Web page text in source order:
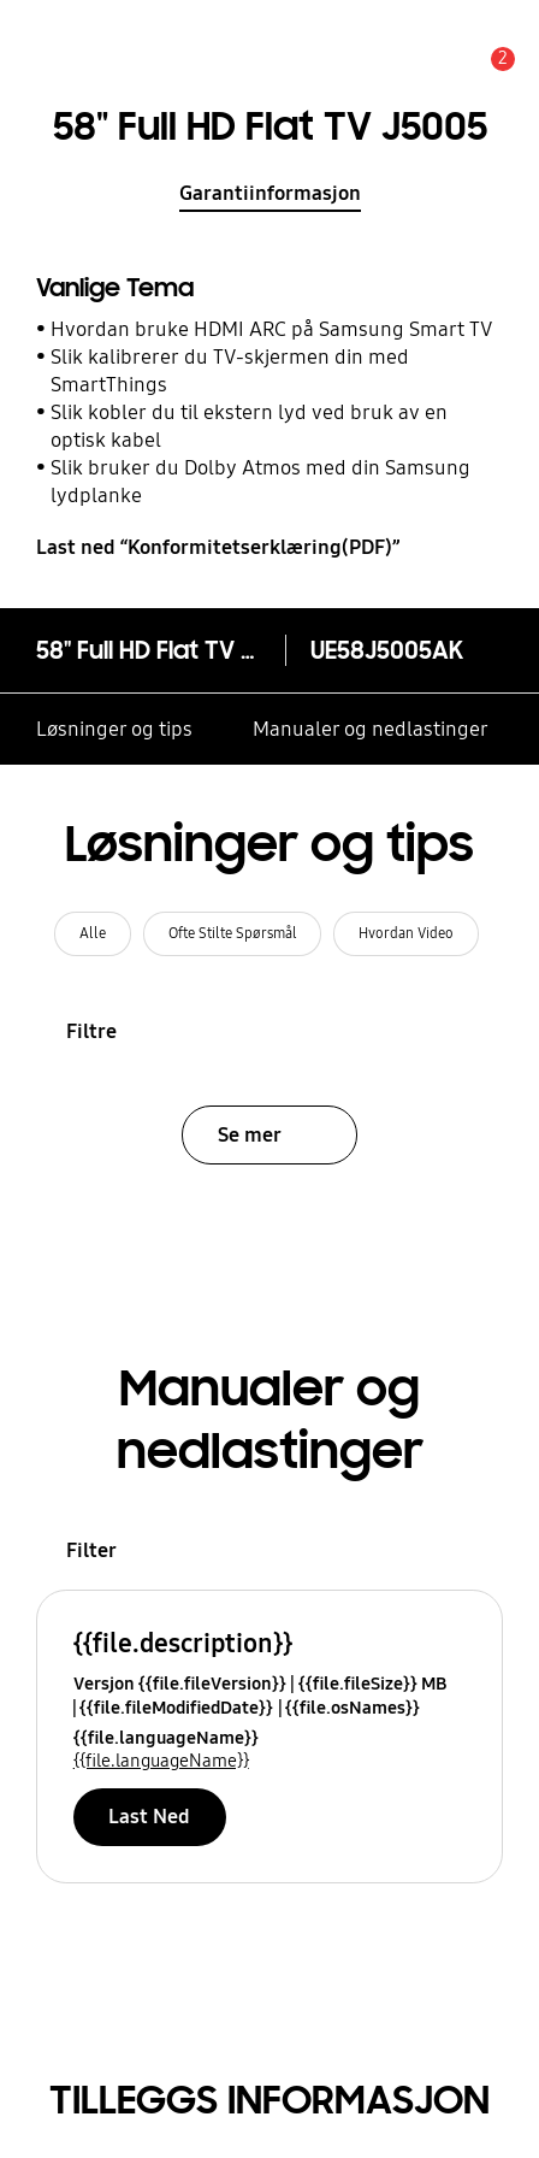
2
58" Full HD Flat TV J5005
Garantiinformasjon
Vanlige Tema
Hvordan bruke HDMI ARC på Samsung Smart TV
Slik kalibrerer du TV-skjermen din med
SmartThings
Slik kobler du til ekstern lyd ved bruk av en
optisk kabel
Slik bruker du Dolby Atmos med din Samsung
lydplanke
Last ned “Konformitetserklæring(PDF)”
58" Full HD Flat TV J5005 UE58J5005AK
Løsninger og tips Manualer og nedlastinger
Løsninger og tips
Alle Ofte Stilte Spørsmål Hvordan Video
Filtre
Se mer
Manualer og
nedlastinger
Filter
{{file.description}}
Versjon {{file.fileVersion}} {{file.fileSize}} MB
{{file.fileModifiedDate}} {{file.osNames}}
{{file.languageName}}
{{file.languageName}}
Last Ned
TILLEGGS INFORMASJON